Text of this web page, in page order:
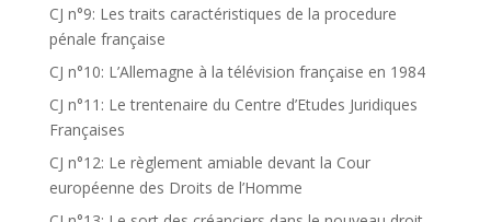
CJ n°9: Les traits caractéristiques de la procedure
pénale française
CJ n°10: L’Allemagne à la télévision française en 1984
CJ n°11: Le trentenaire du Centre d’Etudes Juridiques
Françaises
CJ n°12: Le règlement amiable devant la Cour
européenne des Droits de l’Homme